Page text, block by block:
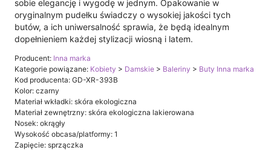
sobie elegancję i wygodę w jednym. Opakowanie w
oryginalnym pudełku świadczy o wysokiej jakości tych
butów, a ich uniwersalność sprawia, że będą idealnym
dopełnieniem każdej stylizacji wiosną i latem.
Producent: Inna marka
Kategorie powiązane: Kobiety > Damskie > Baleriny > Buty Inna marka
Kod producenta: GD-XR-393B
Kolor: czarny
Materiał wkładki: skóra ekologiczna
Materiał zewnętrzny: skóra ekologiczna lakierowana
Nosek: okrągły
Wysokość obcasa/platformy: 1
Zapięcie: sprzączka